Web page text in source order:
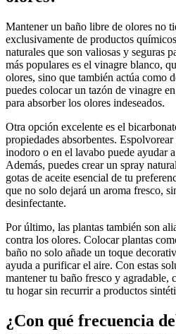
Mantener un baño libre de olores no
exclusivamente de productos
naturales que son valiosas y seguras
más populares es el vinagre blanco,
olores, sino que también actúa como
puedes colocar un tazón de vinagre
para absorber los olores indeseados.
Otra opción excelente es el
propiedades absorbentes.
inodoro o en el lavabo puede ayudar
Además, puedes crear un spray
gotas de aceite esencial de tu
que no solo dejará un aroma fresco,
desinfectante.
Por último, las plantas también son
contra los olores. Colocar plantas
baño no solo añade un toque
ayuda a purificar el aire. Con estas
mantener tu baño fresco y agradable,
tu hogar sin recurrir a productos
¿Con qué frecuencia